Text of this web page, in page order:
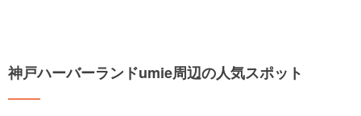
神戸ハーバーランドumie周辺の人気スポット